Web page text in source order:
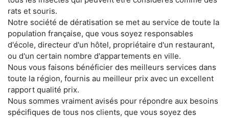
rats et souris.
Notre société de dératisation se met au service de toute la
population française, que vous soyez responsables
d'école, directeur d'un hôtel, propriétaire d'un restaurant,
ou d'un certain nombre d'appartements en ville.
Nous vous faisons bénéficier des meilleurs services dans
toute la région, fournis au meilleur prix avec un excellent
rapport qualité prix.
Nous sommes vraiment avisés pour répondre aux besoins
spécifiques de tous nos clients, que vous soyez des